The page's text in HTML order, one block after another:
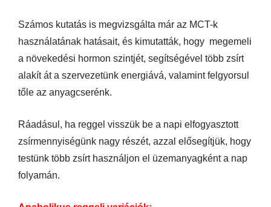
Számos kutatás is megvizsgálta már az MCT-k
használatának hatásait, és kimutatták, hogy megemeli
a növekedési hormon szintjét, segítségével több zsírt
alakít át a szervezetünk energiává, valamint felgyorsul
tőle az anyagcserénk.
Ráadásul, ha reggel visszük be a napi elfogyasztott
zsírmennyiségünk nagy részét, azzal elősegítjük, hogy
testünk több zsírt használjon el üzemanyagként a nap
folyamán.